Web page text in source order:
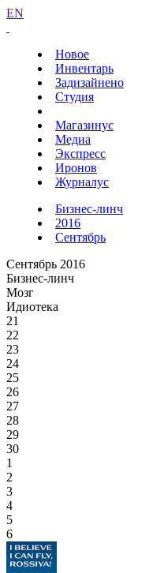
EN
Новое
Инвентарь
Задизайнено
Студия
Магазинус
Медиа
Экспресс
Иронов
Журналус
Бизнес-линч
2016
Сентябрь
Сентябрь 2016
Бизнес-линч
Мозг
Идиотека
21
22
23
24
25
26
27
28
29
30
1
2
3
4
5
6